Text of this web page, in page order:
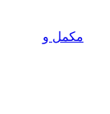
مکمل و